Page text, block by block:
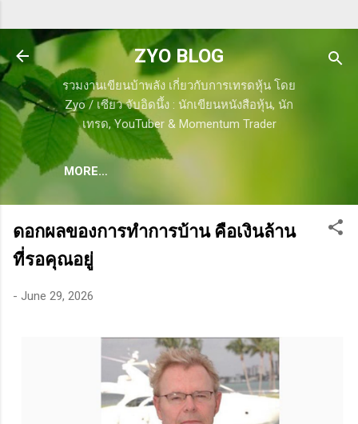
ZYO BLOG
รวมงานเขียนบ้าพลัง เกี่ยวกับการเทรดหุ้น โดย
Zyo / เซียว จับอิดนึ้ง : นักเขียนหนังสือหุ้น, นัก
เทรด, YouTuber & Momentum Trader
MORE…
ดอกผลของการทำการบ้าน คือเงินล้าน
ที่รอคุณอยู่
- June 29, 2026